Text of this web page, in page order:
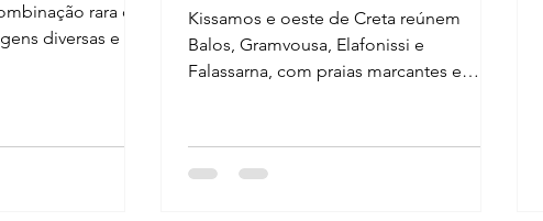
rara de
diversas e um
praias de
com
Kissamos e oeste de Creta reúnem
Balos, Gramvousa, Elafonissi e
Falassarna, com praias marcantes e
areia cor de rosa